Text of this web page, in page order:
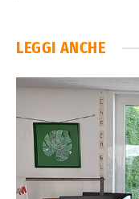
LEGGI ANCHE